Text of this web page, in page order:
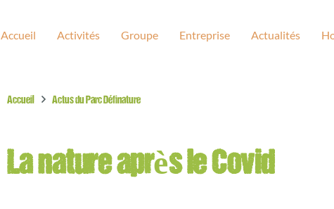
Accueil Activités Groupe Entreprise Actualités
Accueil Actus du Parc Définature
La nature après le Covid